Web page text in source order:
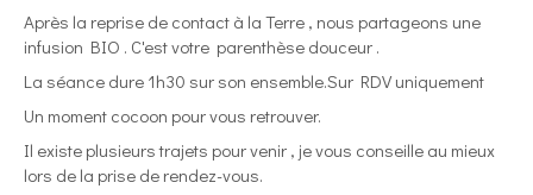
Après la reprise de contact à la Terre , nous partageons une
infusion BIO . C'est votre parenthèse douceur .
La séance dure 1h30 sur son ensemble.Sur RDV uniquement
Un moment cocoon pour vous retrouver.
Il existe plusieurs trajets pour venir , je vous conseille au mieux
lors de la prise de rendez-vous.